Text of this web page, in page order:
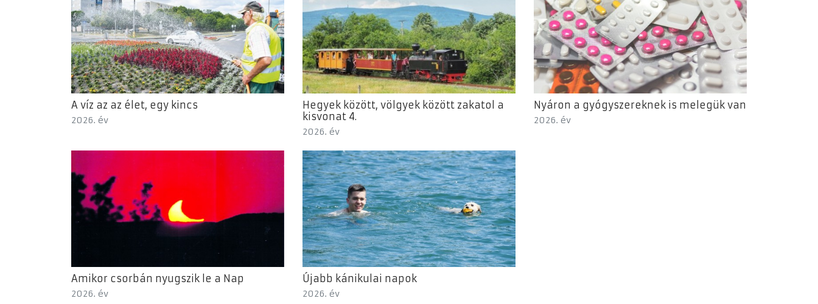
A víz az az élet, egy kincs
2026. év
Hegyek között, völgyek között zakatol a
kisvonat 4.
2026. év
Nyáron a gyógyszereknek is melegük van
2026. év
Amikor csorbán nyugszik le a Nap
2026. év
Újabb kánikulai napok
2026. év